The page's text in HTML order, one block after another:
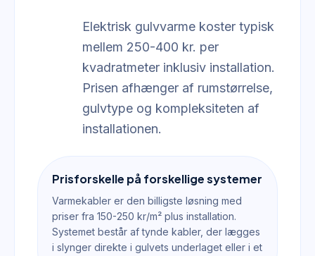
Elektrisk gulvvarme koster typisk
mellem 250-400 kr. per
kvadratmeter inklusiv installation.
Prisen afhænger af rumstørrelse,
gulvtype og kompleksiteten af
installationen.
Prisforskelle på forskellige systemer
Varmekabler er den billigste løsning med
priser fra 150-250 kr/m² plus installation.
Systemet består af tynde kabler, der lægges
i slynger direkte i gulvets underlaget eller i et